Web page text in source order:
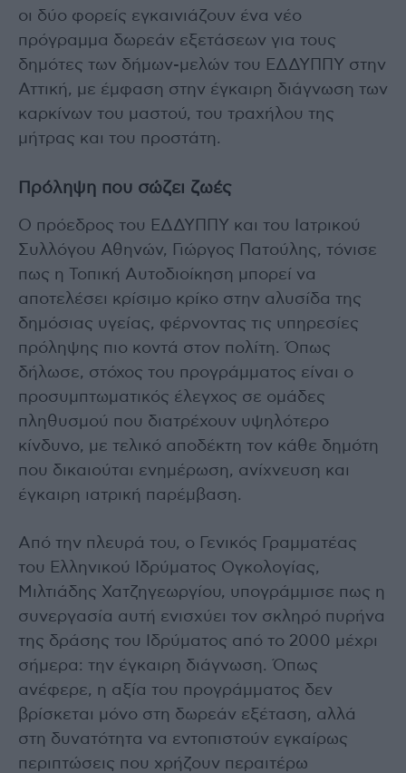
οι δύο φορείς εγκαινιάζουν ένα νέο
πρόγραμμα δωρεάν εξετάσεων για τους
δημότες των δήμων-μελών του ΕΔΔΥΠΠΥ στην
Αττική, με έμφαση στην έγκαιρη διάγνωση των
καρκίνων του μαστού, του τραχήλου της
μήτρας και του προστάτη.
Πρόληψη που σώζει ζωές
Ο πρόεδρος του ΕΔΔΥΠΠΥ και του Ιατρικού
Συλλόγου Αθηνών, Γιώργος Πατούλης, τόνισε
πως η Τοπική Αυτοδιοίκηση μπορεί να
αποτελέσει κρίσιμο κρίκο στην αλυσίδα της
δημόσιας υγείας, φέρνοντας τις υπηρεσίες
πρόληψης πιο κοντά στον πολίτη. Όπως
δήλωσε, στόχος του προγράμματος είναι ο
προσυμπτωματικός έλεγχος σε ομάδες
πληθυσμού που διατρέχουν υψηλότερο
κίνδυνο, με τελικό αποδέκτη τον κάθε δημότη
που δικαιούται ενημέρωση, ανίχνευση και
έγκαιρη ιατρική παρέμβαση.
Από την πλευρά του, ο Γενικός Γραμματέας
του Ελληνικού Ιδρύματος Ογκολογίας,
Μιλτιάδης Χατζηγεωργίου, υπογράμμισε πως η
συνεργασία αυτή ενισχύει τον σκληρό πυρήνα
της δράσης του Ιδρύματος από το 2000 μέχρι
σήμερα: την έγκαιρη διάγνωση. Όπως
ανέφερε, η αξία του προγράμματος δεν
βρίσκεται μόνο στη δωρεάν εξέταση, αλλά
στη δυνατότητα να εντοπιστούν εγκαίρως
περιπτώσεις που χρήζουν περαιτέρω